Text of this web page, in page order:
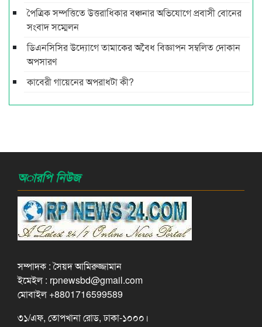
পৈত্রিক সম্পত্তিতে উত্তরাধিকার বঞ্চনার অভিযোগে প্রবাসী বোনের
সংবাদ সম্মেলন
ডিএনসিসির উদ্যোগে তামাকের অবৈধ বিজ্ঞাপন সম্বলিত দোকান
অপসারণ
কাবেরী গায়েনের অপরাধটা কী?
অারপি নিউজ
সম্পাদক : সৈয়দ আমিরুজ্জামান
ইমেইল : rpnewsbd@gmail.com
মোবাইল +8801716599589
৩১/এফ, তোপখানা রোড, ঢাকা-১০০০।